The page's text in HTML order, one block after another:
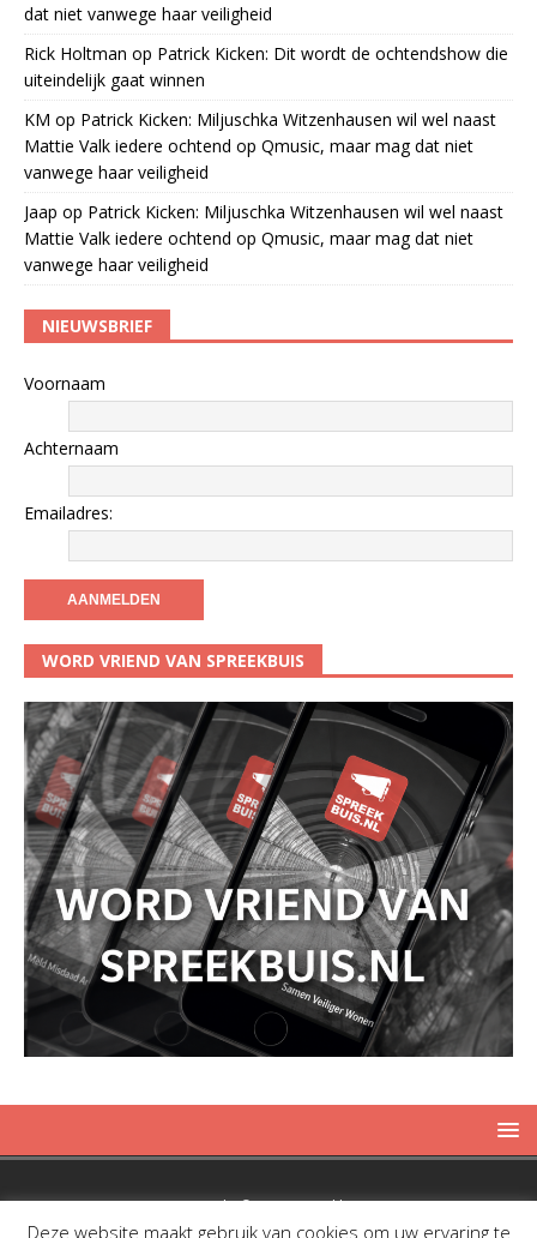
dat niet vanwege haar veiligheid
Rick Holtman op Patrick Kicken: Dit wordt de ochtendshow die
uiteindelijk gaat winnen
KM op Patrick Kicken: Miljuschka Witzenhausen wil wel naast
Mattie Valk iedere ochtend op Qmusic, maar mag dat niet
vanwege haar veiligheid
Jaap op Patrick Kicken: Miljuschka Witzenhausen wil wel naast
Mattie Valk iedere ochtend op Qmusic, maar mag dat niet
vanwege haar veiligheid
NIEUWSBRIEF
Voornaam
Achternaam
Emailadres:
WORD VRIEND VAN SPREEKBUIS
Copyright © 2019 Spreekbuis
Deze website maakt gebruik van cookies om uw ervaring te